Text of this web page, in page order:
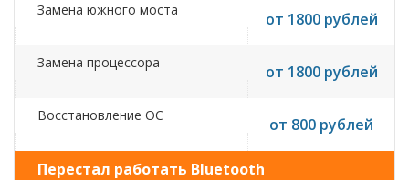
Замена южного моста от 1800 рублей
Замена процессора от 1800 рублей
Восстановление ОС от 800 рублей
Перестал работать Bluetooth